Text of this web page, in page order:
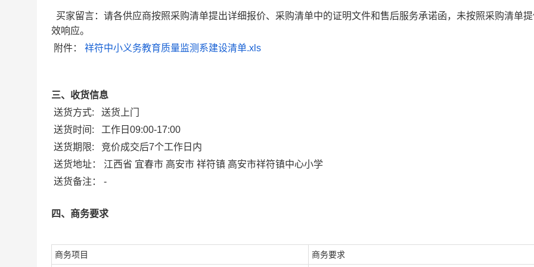
买家留言：请各供应商按照采购清单提出详细报价、采购清单中的证明文件和售后服务承诺函，未按照采购清单
效响应。
附件： 祥符中小义务教育质量监测系建设清单.xls
三、收货信息
送货方式: 送货上门
送货时间: 工作日09:00-17:00
送货期限: 竞价成交后7个工作日内
送货地址： 江西省 宜春市 高安市 祥符镇 高安市祥符镇中心小学
送货备注： -
四、商务要求
商务项目 商务要求